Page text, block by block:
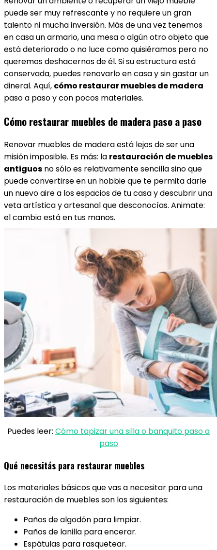
puede ser muy refrescante y no requiere un gran
talento ni mucha inversión. Más de una vez tenemos
en casa un armario, una mesa o algún otro objeto que
está deteriorado o no luce como quisiéramos pero no
queremos deshacernos de él. Si su estructura está
conservada, puedes renovarlo en casa y sin gastar un
dineral. Aquí, cómo restaurar muebles de madera
paso a paso y con pocos materiales.
Cómo restaurar muebles de madera paso a paso
Renovar muebles de madera está lejos de ser una
misión imposible. Es más: la restauración de muebles
antiguos no sólo es relativamente sencilla sino que
puede convertirse en un hobbie que te permita darle
un nuevo aire a los espacios de tu casa y descubrir una
veta artística y artesanal que desconocías. Animate:
el cambio está en tus manos.
Puedes leer: Cómo tapizar una silla o banquito paso a
paso
Qué necesitás para restaurar muebles
Los materiales básicos que vas a necesitar para una
restauración de muebles son los siguientes:
Paños de algodón para limpiar.
Paños de lanilla para encerar.
Espátulas para rasquetear.